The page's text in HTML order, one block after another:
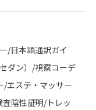
/日本語通訳ガイ
ダン）/視察コーデ
/エステ・マッサー
陰性証明/トレッ